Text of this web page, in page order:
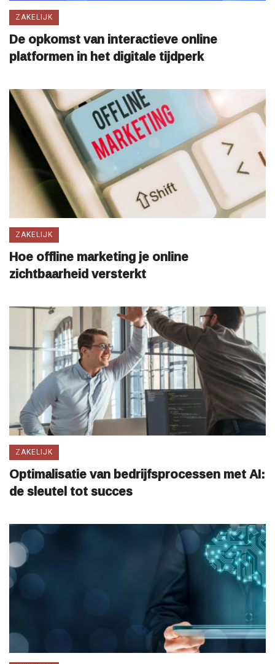
ZAKELIJK
De opkomst van interactieve online
platformen in het digitale tijdperk
ZAKELIJK
Hoe offline marketing je online
zichtbaarheid versterkt
ZAKELIJK
Optimalisatie van bedrijfsprocessen met AI:
de sleutel tot succes